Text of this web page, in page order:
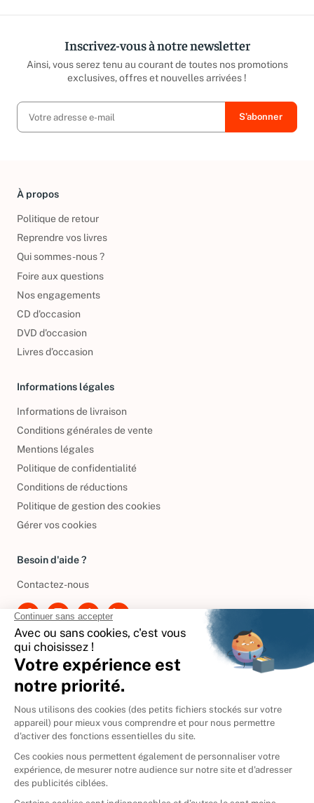
Inscrivez-vous à notre newsletter
Ainsi, vous serez tenu au courant de toutes nos promotions
exclusives, offres et nouvelles arrivées !
À propos
Politique de retour
Reprendre vos livres
Qui sommes-nous ?
Foire aux questions
Nos engagements
CD d'occasion
DVD d'occasion
Livres d’occasion
Informations légales
Informations de livraison
Conditions générales de vente
Mentions légales
Politique de confidentialité
Conditions de réductions
Politique de gestion des cookies
Gérer vos cookies
Besoin d'aide ?
Contactez-nous
International
🇪🇸 Espagne
🇩🇪Allemagne
🇮🇹 Italie